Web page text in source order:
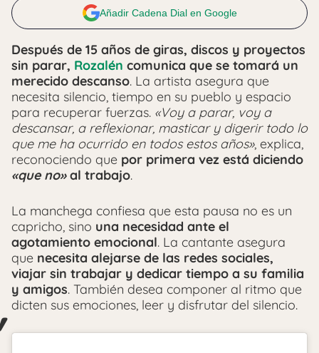
Añadir Cadena Dial en Google
Después de 15 años de giras, discos y proyectos
sin parar, Rozalén comunica que se tomará un
merecido descanso. La artista asegura que
necesita silencio, tiempo en su pueblo y espacio
para recuperar fuerzas. «Voy a parar, voy a
descansar, a reflexionar, masticar y digerir todo lo
que me ha ocurrido en todos estos años», explica,
reconociendo que por primera vez está diciendo
«que no»al trabajo.
La manchega confiesa que esta pausa no es un
capricho, sino una necesidad ante el
agotamiento emocional. La cantante asegura
que necesita alejarse de las redes sociales,
viajar sin trabajar y dedicar tiempo a su familia
y amigos. También desea componer al ritmo que
dicten sus emociones, leer y disfrutar del silencio.